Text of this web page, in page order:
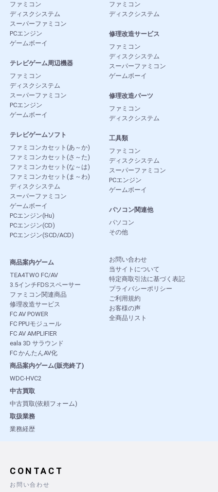
ファミコン
ディスクシステム
スーパーファミコン
PCエンジン
ゲームボーイ
テレビゲーム周辺機器
ファミコン
ディスクシステム
スーパーファミコン
PCエンジン
ゲームボーイ
テレビゲームソフト
ファミコンカセット(あ～か)
ファミコンカセット(さ～た)
ファミコンカセット(な～は)
ファミコンカセット(ま～わ)
ディスクシステム
スーパーファミコン
ゲームボーイ
PCエンジン(Hu)
PCエンジン(CD)
PCエンジン(SCD/ACD)
ファミコン
ディスクシステム
修理改造サービス
ファミコン
ディスクシステム
スーパーファミコン
ゲームボーイ
修理改造パーツ
ファミコン
ディスクシステム
工具類
ファミコン
ディスクシステム
スーパーファミコン
PCエンジン
ゲームボーイ
パソコン関連他
パソコン
その他
商品案内ゲーム
TEA4TWO FC/AV
3.5インチFDSスペーサー
ファミコン関連商品
修理改造サービス
FC AV POWER
FC PPUモジュール
FC AV AMPLIFIER
eala 3D サラウンド
FC かんたんAV化
商品案内ゲーム(販売終了)
WDC-HVC2
中古買取
中古買取(依頼フォーム)
取扱業務
業務経歴
お問い合わせ
当サイトについて
特定商取引法に基づく表記
プライバシーポリシー
ご利用規約
お客様の声
全商品リスト
CONTACT
お問い合わせ